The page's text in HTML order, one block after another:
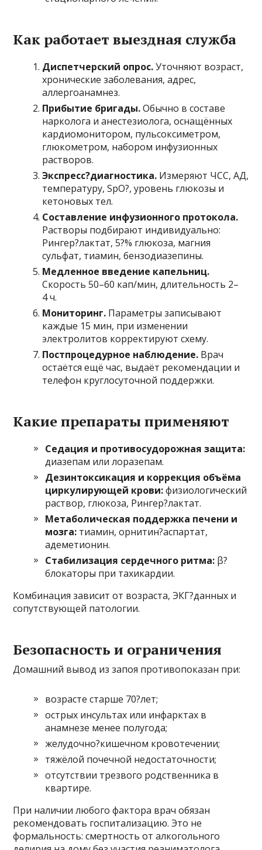
Как работает выездная служба
Диспетчерский опрос.Уточняют возраст,
хронические заболевания, адрес,
аллергоанамнез.
Прибытие бригады.Обычно в составе
нарколога и анестезиолога, оснащённых
кардиомонитором, пульсоксиметром,
глюкометром, набором инфузионных
растворов.
Экспресс?диагностика. Измеряют ЧСС, АД,
температуру, SpO?, уровень глюкозы и
кетоновых тел.
Составление инфузионного протокола.
Растворы подбирают индивидуально:
Рингер?лактат, 5?% глюкоза, магния
сульфат, тиамин, бензодиазепины.
Медленное введение капельниц.
Скорость 50–60 кап/мин, длительность 2–
4 ч.
Мониторинг. Параметры записывают
каждые 15 мин, при изменении
электролитов корректируют схему.
Постпроцедурное наблюдение. Врач
остаётся ещё час, выдаёт рекомендации и
телефон круглосуточной поддержки.
Какие препараты применяют
Седация и противосудорожная защита:
диазепам или лоразепам.
Дезинтоксикация и коррекция объёма
циркулирующей крови:физиологический
раствор, глюкоза, Рингер?лактат.
Метаболическая поддержка печени и
мозга: тиамин, орнитин?аспартат,
адеметионин.
Стабилизация сердечного ритма: β?
блокаторы при тахикардии.
Комбинация зависит от возраста, ЭКГ?данных и
сопутствующей патологии.
Безопасность и ограничения
Домашний вывод из запоя противопоказан при:
возрасте старше 70?лет;
острых инсультах или инфарктах в
анамнезе менее полугода;
желудочно?кишечном кровотечении;
тяжёлой почечной недостаточности;
отсутствии трезвого родственника в
квартире.
При наличии любого фактора врач обязан
рекомендовать госпитализацию. Это не
формальность: смертность от алкогольного